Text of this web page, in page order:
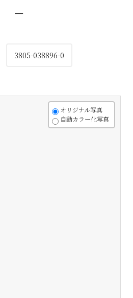
−
3805-038896-0
オリジナル写真
自動カラー化写真